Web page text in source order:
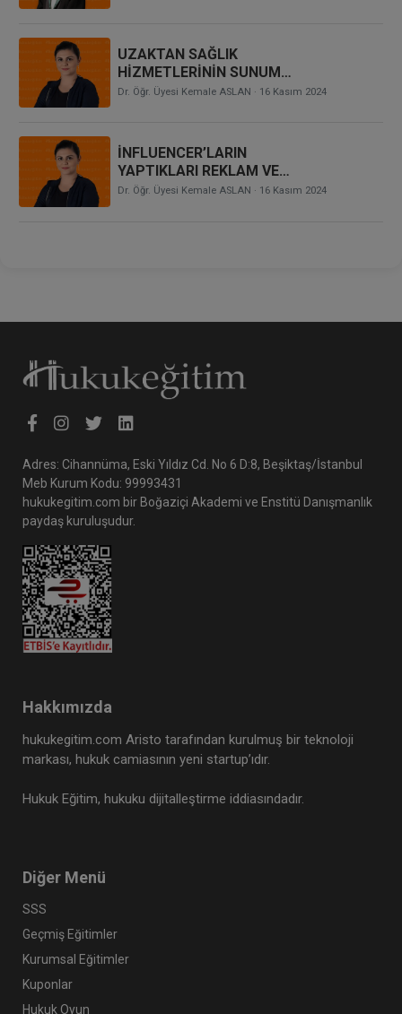
UZAKTAN SAĞLIK
HİZMETLERİNİN SUNUMU
HAKKINDA YÖNETMELİĞE
Dr. Öğr. Üyesi Kemale ASLAN · 16 Kasım 2024
İNFLUENCER’LARIN
YAPTIKLARI REKLAM VE
TANITIMLARDAN
Dr. Öğr. Üyesi Kemale ASLAN · 16 Kasım 2024
Adres: Cihannüma, Eski Yıldız Cd. No 6 D:8, Beşiktaş/İstanbul
Meb Kurum Kodu: 99993431
hukukegitim.com bir Boğaziçi Akademi ve Enstitü Danışmanlık
paydaş kuruluşudur.
Hakkımızda
hukukegitim.com Aristo tarafından kurulmuş bir teknoloji
markası, hukuk camiasının yeni startup’ıdır.
Hukuk Eğitim, hukuku dijitalleştirme iddiasındadır.
Diğer Menü
SSS
Geçmiş Eğitimler
Kurumsal Eğitimler
Kuponlar
Hukuk Oyun